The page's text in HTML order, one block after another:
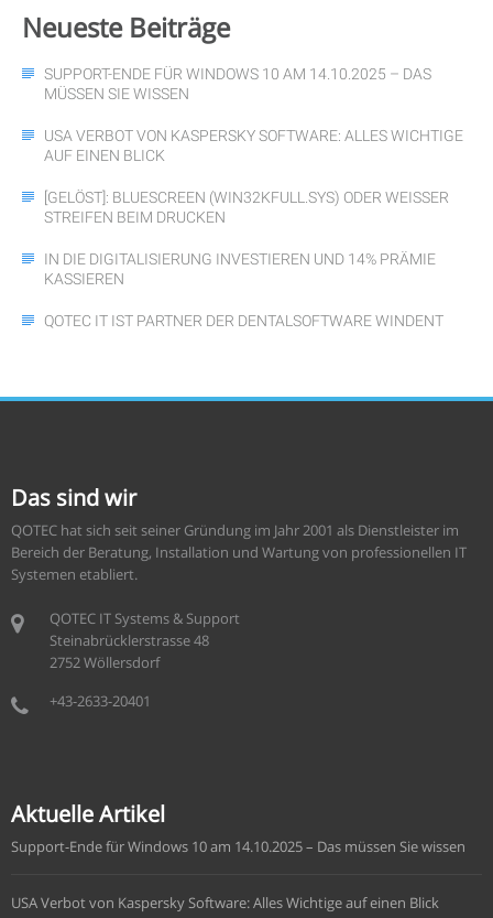
Neueste Beiträge
SUPPORT-ENDE FÜR WINDOWS 10 AM 14.10.2025 – DAS
MÜSSEN SIE WISSEN
USA VERBOT VON KASPERSKY SOFTWARE: ALLES WICHTIGE
AUF EINEN BLICK
[GELÖST]: BLUESCREEN (WIN32KFULL.SYS) ODER WEISSER S
TREIFEN BEIM DRUCKEN
IN DIE DIGITALISIERUNG INVESTIEREN UND 14% PRÄMIE
KASSIEREN
QOTEC IT IST PARTNER DER DENTALSOFTWARE WINDENT
Das sind wir
QOTEC hat sich seit seiner Gründung im Jahr 2001 als Dienstleister im
Bereich der Beratung, Installation und Wartung von professionellen IT
Systemen etabliert.
QOTEC IT Systems & Support
Steinabrücklerstrasse 48
2752 Wöllersdorf
+43-2633-20401
Aktuelle Artikel
Support-Ende für Windows 10 am 14.10.2025 – Das müssen Sie wissen
USA Verbot von Kaspersky Software: Alles Wichtige auf einen Blick